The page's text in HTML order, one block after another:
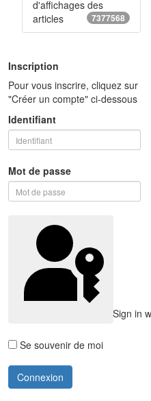
d'affichages des
articles
7377568
Inscription
Pour vous inscrire, cliquez sur
"Créer un compte" ci-dessous
Identifiant
Mot de passe
Sign in
Se souvenir de moi